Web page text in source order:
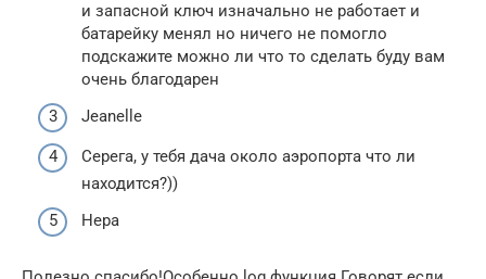
и запасной ключ изначально не работает и
батарейку менял но ничего не помогло
подскажите можно ли что то сделать буду вам
очень благодарен
Jeanelle
Серега, у тебя дача около аэропорта что ли
находится?))
Нера